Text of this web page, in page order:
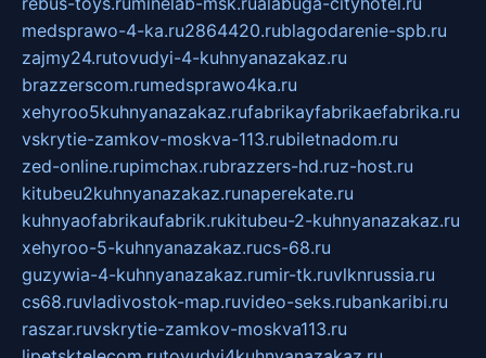
medsprawo-4-ka.ru2864420.rublagodarenie-spb.ru
zajmy24.rutovudyi-4-kuhnyanazakaz.ru
brazzerscom.rumedsprawo4ka.ru
xehyroo5kuhnyanazakaz.rufabrikayfabrikaefabrika.ru
vskrytie-zamkov-moskva-113.rubiletnadom.ru
zed-online.rupimchax.rubrazzers-hd.ruz-host.ru
kitubeu2kuhnyanazakaz.runaperekate.ru
kuhnyaofabrikaufabrik.rukitubeu-2-kuhnyanazakaz.ru
xehyroo-5-kuhnyanazakaz.rucs-68.ru
guzywia-4-kuhnyanazakaz.rumir-tk.ruvlknrussia.ru
cs68.ruvladivostok-map.ruvideo-seks.rubankaribi.ru
raszar.ruvskrytie-zamkov-moskva113.ru